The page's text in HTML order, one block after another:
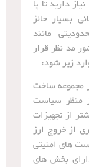
دارید تا پا
بسیار حائز
مانند
مد نظر قرار
زیر شود:
مجموعه ساخت
منظر سیاست
از تجهیزات
از خروج ارز
های امنیتی
بخش های